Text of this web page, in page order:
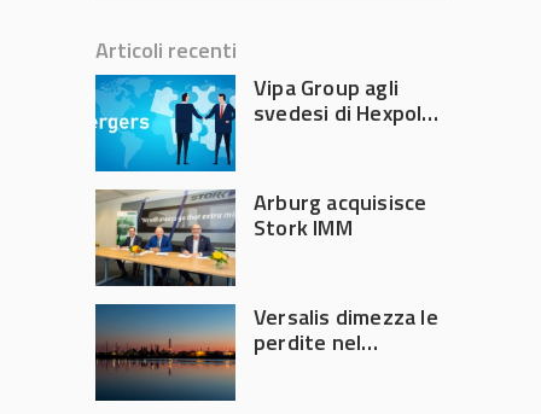
Articoli recenti
Vipa Group agli
svedesi di Hexpol
Arburg acquisisce
Stork IMM
Versalis dimezza le
perdite nel